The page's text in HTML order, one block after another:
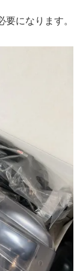
になります。